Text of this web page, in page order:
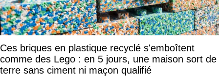
Ces briques en plastique recyclé s'emboîtent
comme des Lego : en 5 jours, une maison sort de
terre sans ciment ni maçon qualifié